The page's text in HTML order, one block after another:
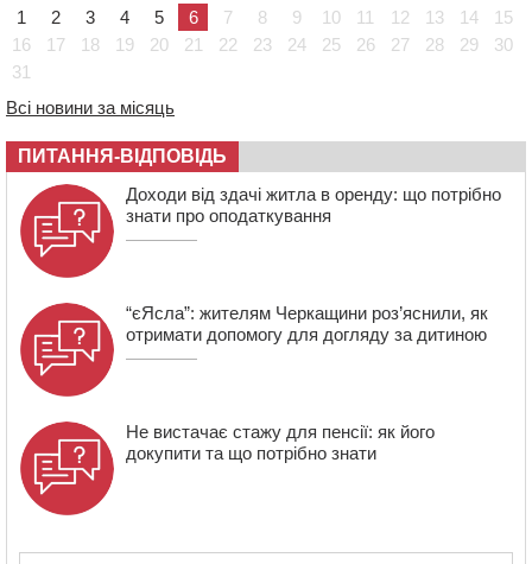
670 тис грн штрафу за незаконні зміни до договору
08:20
Обрано претендента на посаду директора
07:23
Уманські міграційники видворили з країни грузина,
який відсидів термін у колонії
05 СЕРПНЯ 2026, СЕРЕДА
20:28 Наступні два дні на Черкащині прогнозують пік
африканського “пекла”
1
2 3 4 5 6 7 8 9 10 11 12 13 14
15
16
17 18 19 20 21 22 23 24 25 26 27 28 29
30
31
Всі новини за місяць
ПИТАННЯ-ВІДПОВІДЬ
Доходи від здачі житла в оренду: що потрібно
знати про оподаткування
“єЯсла”: жителям Черкащини роз’яснили, як
отримати допомогу для догляду за дитиною
Не вистачає стажу для пенсії: як його
докупити та що потрібно знати